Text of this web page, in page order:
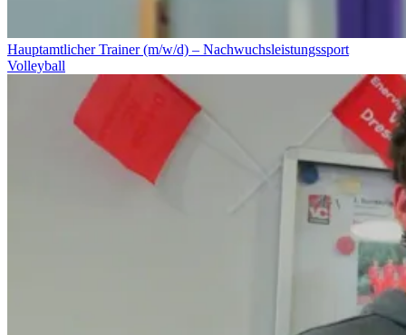
Hauptamtlicher Trainer (m/w/d) – Nachwuchsleistungssport
Volleyball